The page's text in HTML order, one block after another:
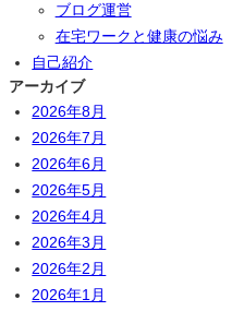
ブログ運営
在宅ワークと健康の悩み
自己紹介
アーカイブ
2026年8月
2026年7月
2026年6月
2026年5月
2026年4月
2026年3月
2026年2月
2026年1月